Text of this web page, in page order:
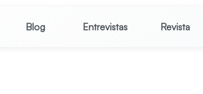
Blog Entrevistas Revista